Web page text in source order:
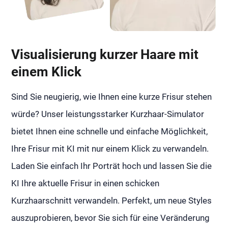
Visualisierung kurzer Haare mit
einem Klick
Sind Sie neugierig, wie Ihnen eine kurze Frisur stehen
würde? Unser leistungsstarker Kurzhaar-Simulator
bietet Ihnen eine schnelle und einfache Möglichkeit,
Ihre Frisur mit KI mit nur einem Klick zu verwandeln.
Laden Sie einfach Ihr Porträt hoch und lassen Sie die
KI Ihre aktuelle Frisur in einen schicken
Kurzhaarschnitt verwandeln. Perfekt, um neue Styles
auszuprobieren, bevor Sie sich für eine Veränderung